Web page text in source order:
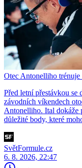
Otec Antonelliho
Před letní přestávkou
závodních víkendech
Antonelliho. Ital dokáže
důležité body, které
SvětFormule.cz
6. 8. 2026, 22:47